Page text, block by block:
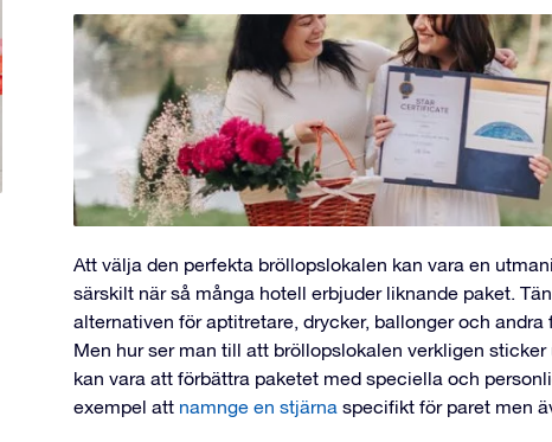
Att välja den perfekta bröllopslokalen kan vara en
särskilt när så många hotell erbjuder liknande paket.
alternativen för aptitretare, drycker, ballonger och andra
Men hur ser man till att bröllopslokalen verkligen
kan vara att förbättra paketet med speciella och
exempel att namnge en stjärna specifikt för paret men